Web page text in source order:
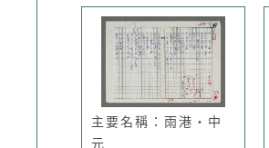
主要名稱：雨港・中
元